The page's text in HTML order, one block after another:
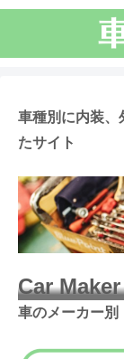
車種別に内装、
たサイト
Car Maker
車のメーカー別